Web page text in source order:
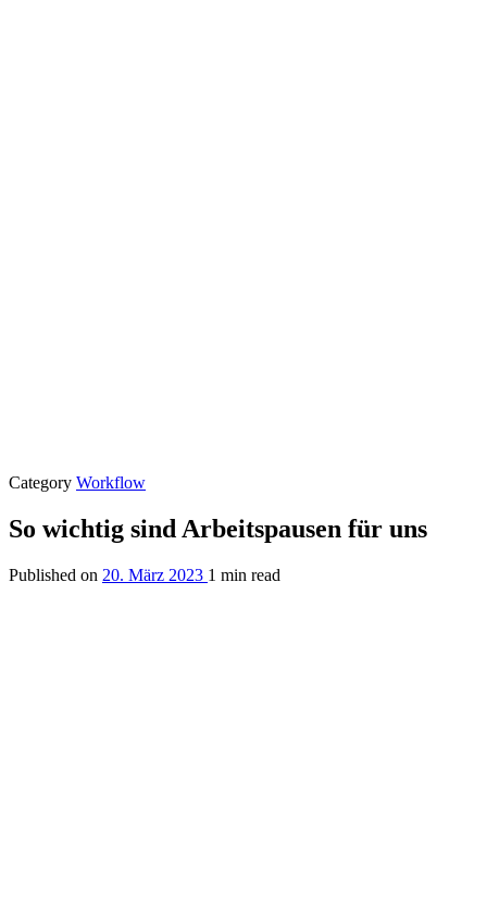
Category Workflow
So wichtig sind Arbeitspausen für uns
Published on 20. März 2023 1 min read